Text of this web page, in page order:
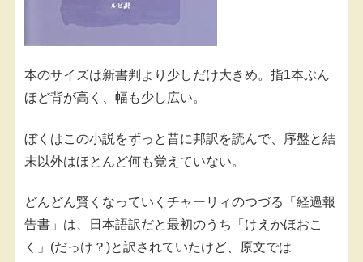
本のサイズは新書判より少しだけ大きめ。指1本ぶん
ほど背が高く、幅も少し広い。
ぼくはこの小説をずっと昔に邦訳を読んで、序盤と結
末以外はほとんど何も覚えていない。
どんどん賢くなっていくチャーリィのつづる「経過報
告書」は、日本語訳だと最初のうち「けえかほおこ
く」(だっけ？)と訳されていたけど、原文では